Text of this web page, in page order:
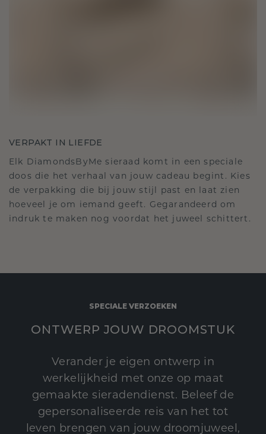
VERPAKT IN LIEFDE
Elk DiamondsByMe sieraad komt in een speciale
doos die het verhaal van jouw cadeau begint. Kies
de verpakking die bij jouw stijl past en laat zien
hoeveel je om iemand geeft. Gegarandeerd om
indruk te maken nog voordat het juweel schittert.
SPECIALE VERZOEKEN
ONTWERP JOUW DROOMSTUK
Verander je eigen ontwerp in
werkelijkheid met onze op maat
gemaakte sieradendienst. Beleef de
gepersonaliseerde reis van het tot
leven brengen van jouw droomjuweel,